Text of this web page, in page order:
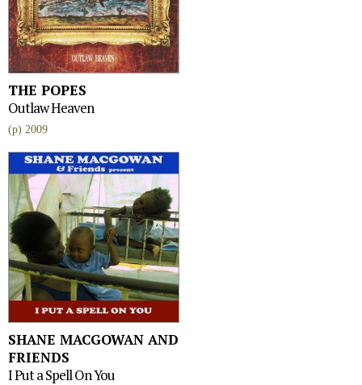
THE POPES
Outlaw Heaven
(p) 2009
SHANE MACGOWAN AND
FRIENDS
I Put a Spell On You